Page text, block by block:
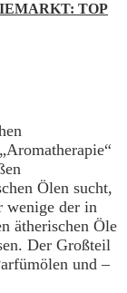
TOP
Ölen sucht,
wenige der in
ätherischen Öle
Der Großteil
und –